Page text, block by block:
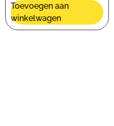
Toevoegen aan
winkelwagen